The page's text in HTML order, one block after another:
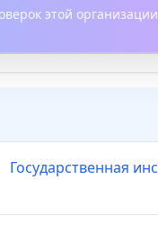
этой
Государственная